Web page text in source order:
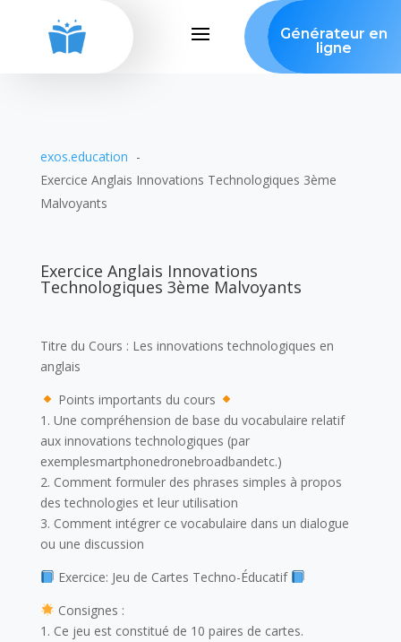
Générateur en
ligne
exos.education
Exercice Anglais Innovations Technologiques 3ème
Malvoyants
Exercice Anglais Innovations
Technologiques 3ème Malvoyants
Titre du Cours : Les innovations technologiques en
anglais
Points importants du cours
1. Une compréhension de base du vocabulaire relatif
aux innovations technologiques (par
exemplesmartphonedronebroadbandetc.)
2. Comment formuler des phrases simples à propos
des technologies et leur utilisation
3. Comment intégrer ce vocabulaire dans un dialogue
ou une discussion
Exercice: Jeu de Cartes Techno-Éducatif
Consignes :
1. Ce jeu est constitué de 10 paires de cartes.